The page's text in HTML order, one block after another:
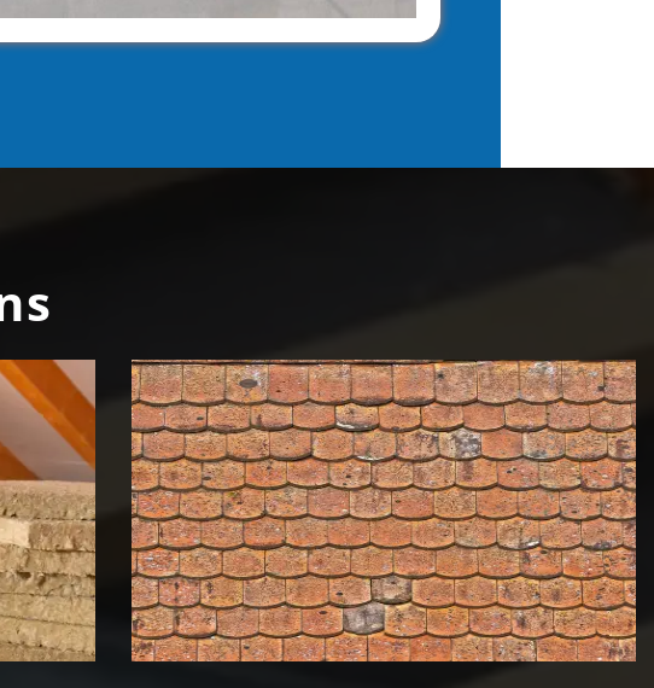
Nettoyage et démoussage de
toiture 39 Jura